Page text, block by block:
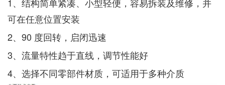
可在任意位置安装
2、90 度回转，启闭迅速
3、流量特性趋于直线，调节性能好
4、选择不同零部件材质，可适用于多种介质